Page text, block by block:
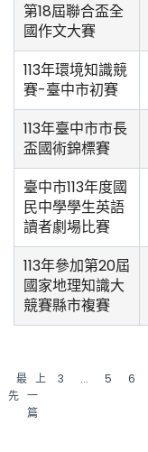
第18屆聯合盃全
國作文大賽
113年環境知識競
賽-臺中市初賽
113年臺中市市長
盃國術錦標賽
臺中市113年度國
民中學學生英語
讀者劇場比賽
113年參加第20屆
國家地理知識大
競賽縣市複賽
最
先
上
一
篇
3 ... 5 6